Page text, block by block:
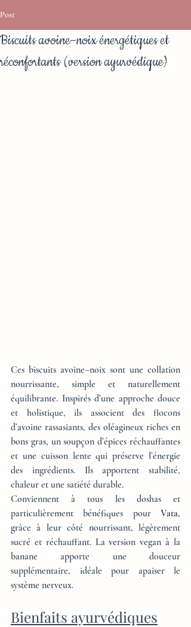
Post
Biscuits avoine–noix énergétiques et
réconfortants (version ayurvédique)
Ces biscuits avoine–noix sont une collation
nourrissante, simple et naturellement
équilibrante. Inspirés d’une approche douce
et holistique, ils associent des flocons
d’avoine rassasiants, des oléagineux riches en
bons gras, un soupçon d’épices réchauffantes
et une cuisson lente qui préserve l’énergie
des ingrédients. Ils apportent stabilité,
chaleur et une satiété durable.
Conviennent à tous les doshas et
particulièrement bénéfiques pour Vata,
grâce à leur côté nourrissant, légèrement
sucré et réchauffant. La version vegan à la
banane apporte une douceur
supplémentaire, idéale pour apaiser le
système nerveux.
Bienfaits ayurvédiques